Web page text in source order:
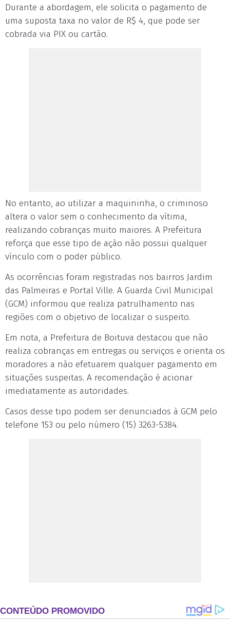
Durante a abordagem, ele solicita o pagamento de
uma suposta taxa no valor de R$ 4, que pode ser
cobrada via PIX ou cartão.
No entanto, ao utilizar a maquininha, o criminoso
altera o valor sem o conhecimento da vítima,
realizando cobranças muito maiores. A Prefeitura
reforça que esse tipo de ação não possui qualquer
vínculo com o poder público.
As ocorrências foram registradas nos bairros Jardim
das Palmeiras e Portal Ville. A Guarda Civil Municipal
(GCM) informou que realiza patrulhamento nas
regiões com o objetivo de localizar o suspeito.
Em nota, a Prefeitura de Boituva destacou que não
realiza cobranças em entregas ou serviços e orienta os
moradores a não efetuarem qualquer pagamento em
situações suspeitas. A recomendação é acionar
imediatamente as autoridades.
Casos desse tipo podem ser denunciados à GCM pelo
telefone 153 ou pelo número (15) 3263-5384.